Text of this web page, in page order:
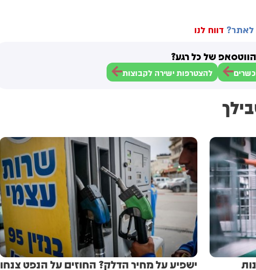
לאתר? דווח לנו
של כל רגע?
להצטרפות ישירה לקבוצות
ישפיע על מחיר הדלק? החוזים על הנפט צנחו